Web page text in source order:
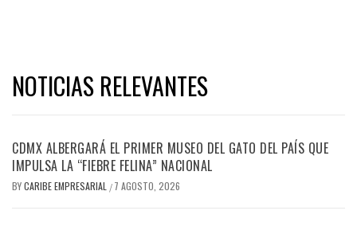
NOTICIAS RELEVANTES
CDMX ALBERGARÁ EL PRIMER MUSEO DEL GATO DEL PAÍS QUE
IMPULSA LA “FIEBRE FELINA” NACIONAL
BYCARIBE EMPRESARIAL / 7 AGOSTO, 2026